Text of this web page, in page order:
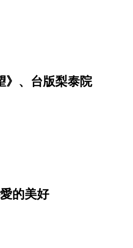
》、台版梨泰院
的美好